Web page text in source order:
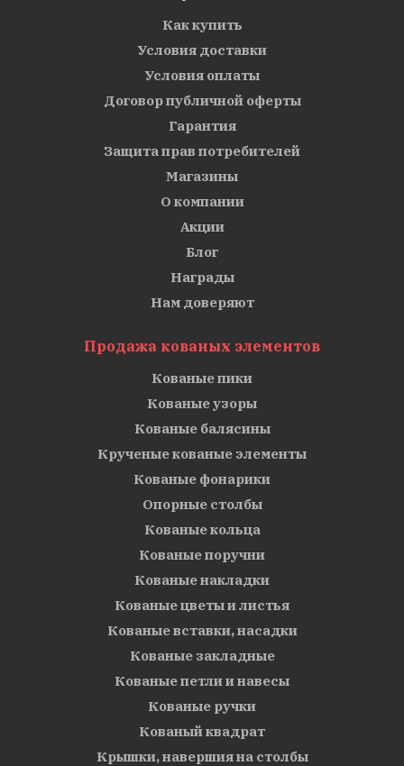
Как купить
Условия доставки
Условия оплаты
Договор публичной оферты
Гарантия
Защита прав потребителей
Магазины
О компании
Акции
Блог
Награды
Нам доверяют
Продажа кованых элементов
Кованые пики
Кованые узоры
Кованые балясины
Крученые кованые элементы
Кованые фонарики
Опорные столбы
Кованые кольца
Кованые поручни
Кованые накладки
Кованые цветы и листья
Кованые вставки, насадки
Кованые закладные
Кованые петли и навесы
Кованые ручки
Кованый квадрат
Крышки, навершия на столбы